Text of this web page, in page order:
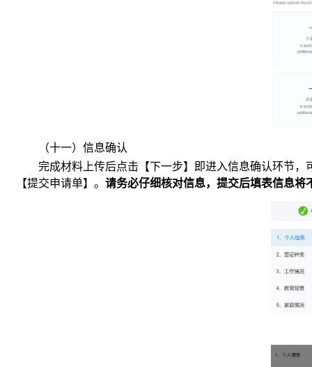
（十一）信息确认
完成材料上传后点击【下一步】即进入信息确认环节
【提交申请单】。 请务必仔细核对信息，提交后填表信息将